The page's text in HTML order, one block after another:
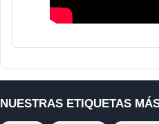
NUESTRAS ETIQUETAS